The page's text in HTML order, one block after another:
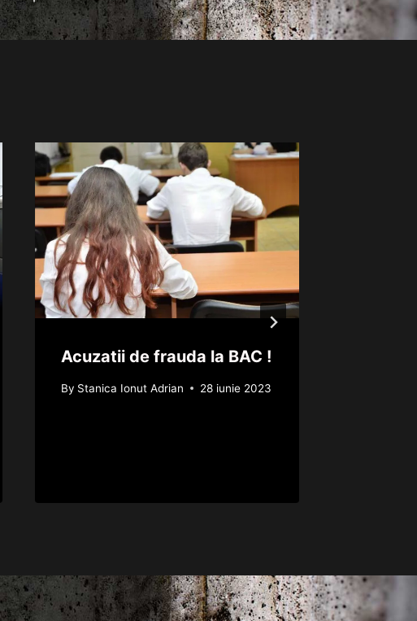
Acuzatii de frauda la BAC !
By Stanica Ionut Adrian 28 iunie 2023